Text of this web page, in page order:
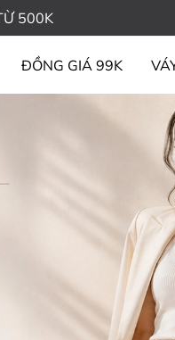
500K
ĐỒNG GIÁ 99K